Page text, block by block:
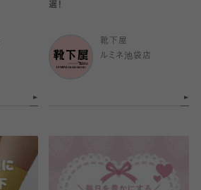
選！
靴下屋
ルミネ池袋店